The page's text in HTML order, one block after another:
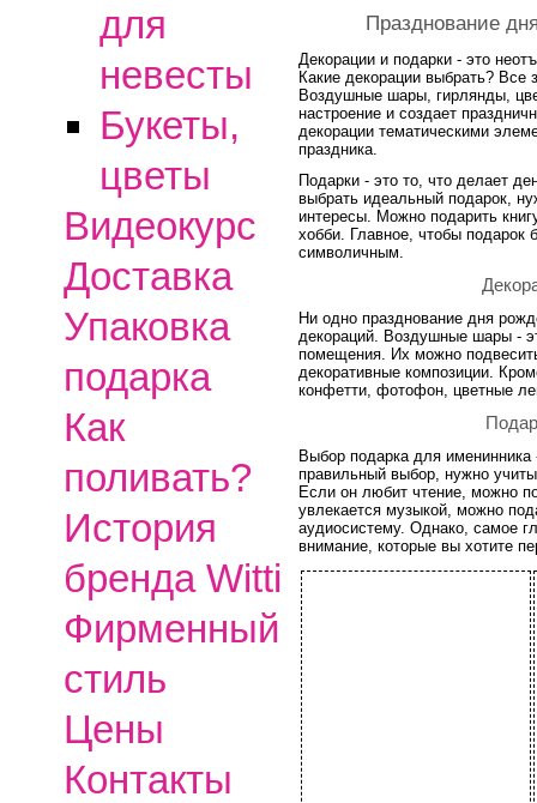
для
невесты
Букеты,
цветы
Видеокурс
Доставка
Упаковка
подарка
Как
поливать?
История
бренда Witti
Фирменный
стиль
Цены
Контакты
Празднование
Декорации и подарки - это
Какие декорации выбрать? Все
Воздушные шары, гирлянды,
настроение и создает
декорации тематическими
праздника.
Подарки - это то, что делает
выбрать идеальный подарок,
интересы. Можно подарить
хобби. Главное, чтобы
символичным.
Ни одно празднование дня
декораций. Воздушные шары -
помещения. Их можно
декоративные композиции.
конфетти, фотофон, цветные
Выбор подарка для
правильный выбор, нужно
Если он любит чтение, можно
увлекается музыкой, можно
аудиосистему. Однако, самое
внимание, которые вы хотите